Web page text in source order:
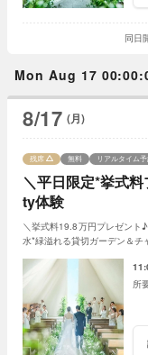
同日
Mon Aug 17
8/17 (月)
＼平日限定*挙式
ty体験
残席 無料 リアルタイム
＼挙式料19.8万円プレゼント
水*緑溢れる貸切ガーデン＆